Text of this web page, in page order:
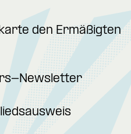
den Ermäßigten
Newsletter